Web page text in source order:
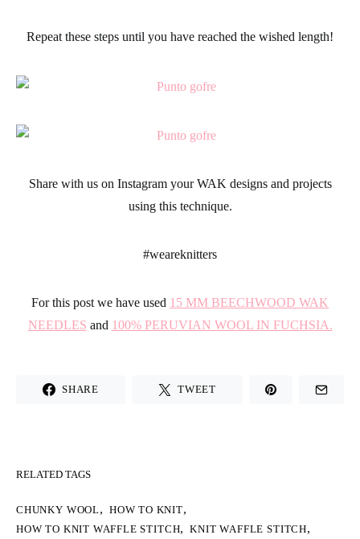
Repeat these steps until you have reached the wished length!
Share with us on Instagram your WAK designs and projects
using this technique.
#weareknitters
For this post we have used 15 MM BEECHWOOD WAK
NEEDLES and 100% PERUVIAN WOOL IN FUCHSIA.
SHARE TWEET
RELATED TAGS
CHUNKY WOOL, HOW TO KNIT,
HOW TO KNIT WAFFLE STITCH, KNIT WAFFLE STITCH,